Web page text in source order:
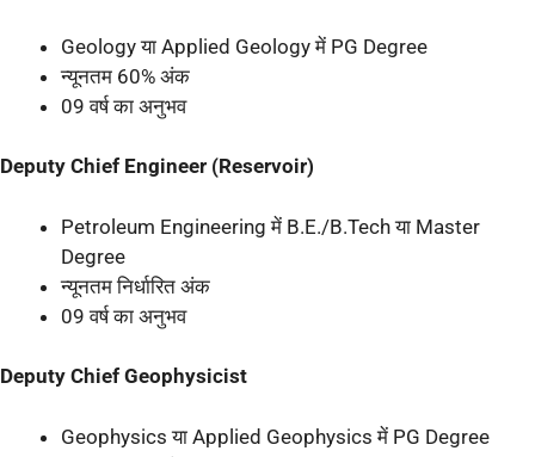
Geology या Applied Geology में PG Degree
न्यूनतम 60% अंक
09 वर्ष का अनुभव
Deputy Chief Engineer (Reservoir)
Petroleum Engineering में B.E./B.Tech या Master
Degree
न्यूनतम निर्धारित अंक
09 वर्ष का अनुभव
Deputy Chief Geophysicist
Geophysics या Applied Geophysics में PG Degree